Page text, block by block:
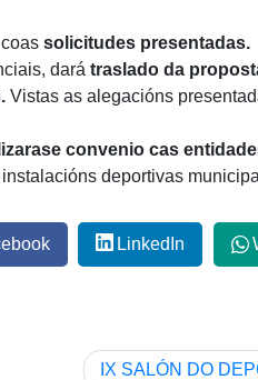
coas solicitudes presentadas.
dará traslado da
Vistas as alegacións
convenio cas
deportivas
LinkedIn
IX SALÓN DO